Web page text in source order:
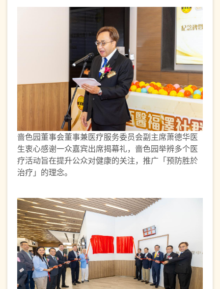
啬色园董事会董事兼医疗服务委员会副主席萧德华医
生衷心感谢一众嘉宾出席揭幕礼，啬色园举辨多个医
疗活动旨在提升公众对健康的关注，推广「预防胜於
治疗」的理念。